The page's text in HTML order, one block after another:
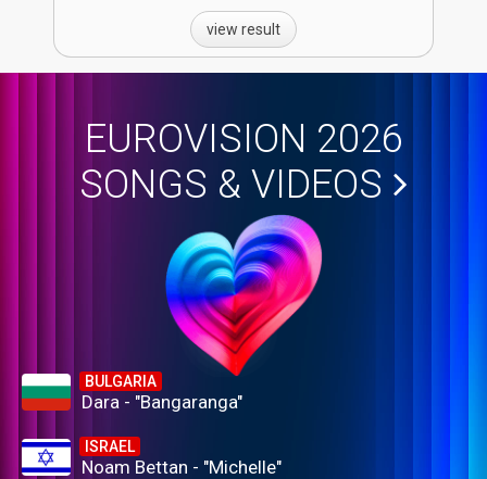
view result
EUROVISION 2026
SONGS & VIDEOS
BULGARIA
Dara - "Bangaranga"
ISRAEL
Noam Bettan - "Michelle"